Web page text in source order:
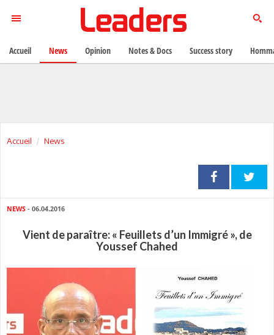
Accueil News
NEWS - 06.04.2016
Vient de paraître: « Feuillets d’un Immigré », de
Youssef Chahed
Accueil News Opinion Notes & Docs Success story